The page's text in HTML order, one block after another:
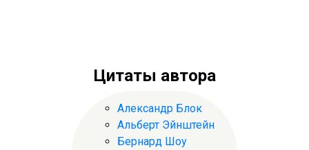
Цитаты автора
Александр Блок
Альберт Эйнштейн
Бернард Шоу